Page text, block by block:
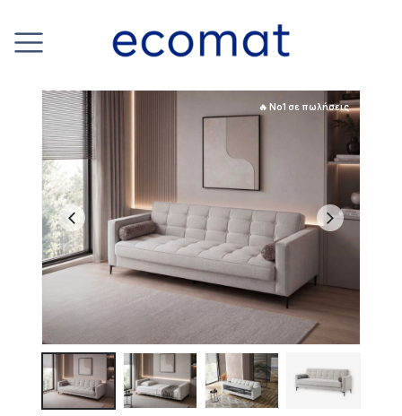
🔥 No1 σε πωλήσεις